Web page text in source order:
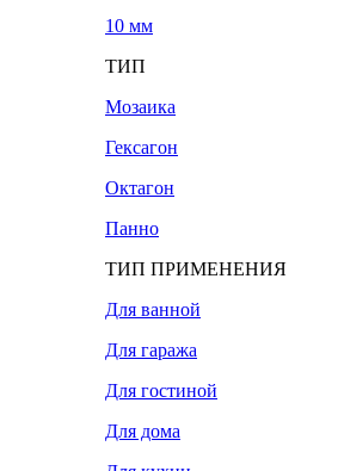
10 мм
ТИП
Мозаика
Гексагон
Октагон
Панно
ТИП ПРИМЕНЕНИЯ
Для ванной
Для гаража
Для гостиной
Для дома